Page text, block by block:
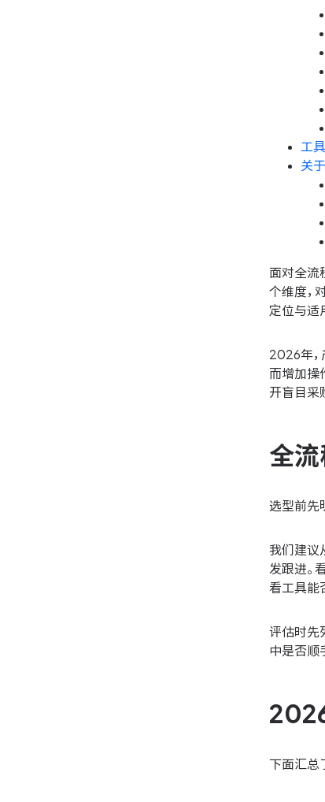
工
关
面对全流
个维度，
定位与适
2026年
而增加操
开盲目采
全
选型前先
我们建议
发跟进。
看工具能
评估时先
中是否顺
下面汇总